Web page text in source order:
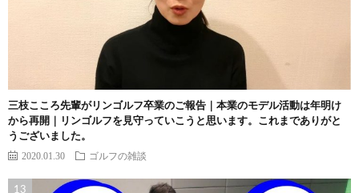
三枝こころ先輩がリンゴルフ卒業のご報告｜本業のモデル活動は年明け
から再開｜リンゴルフを見守っていこうと思います。これまでありがと
うございました。
2020.01.30 ゴルフの雑談